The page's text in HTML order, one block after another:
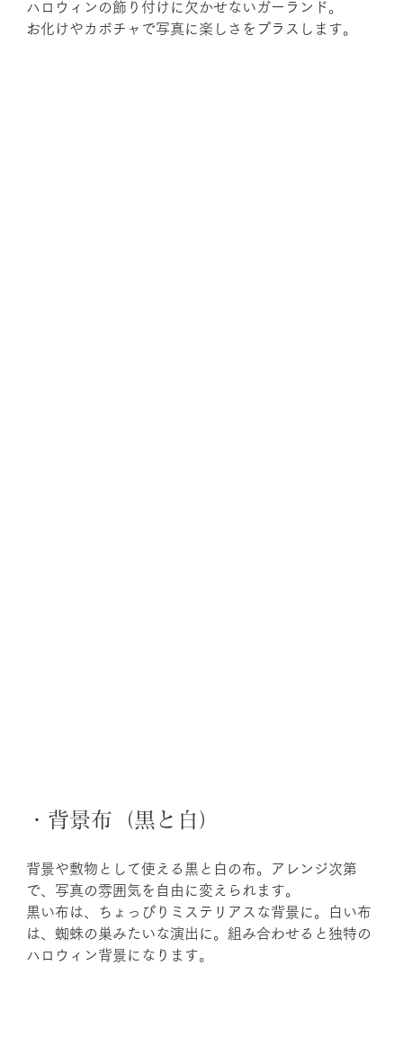
ハロウィンの飾り付けに欠かせないガーランド。
お化けやカボチャで写真に楽しさをプラスします。
・背景布（黒と白）
背景や敷物として使える黒と白の布。アレンジ次第
で、写真の雰囲気を自由に変えられます。
黒い布は、ちょっぴりミステリアスな背景に。白い布
は、蜘蛛の巣みたいな演出に。組み合わせると独特の
ハロウィン背景になります。